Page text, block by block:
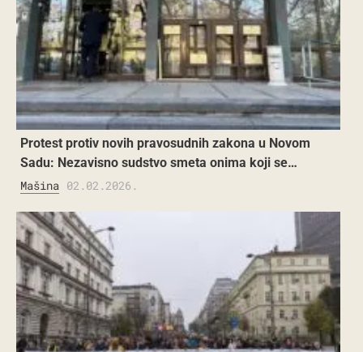
Protest protiv novih pravosudnih zakona u Novom
Sadu: Nezavisno sudstvo smeta onima koji se…
Mašina 02.02.2026.